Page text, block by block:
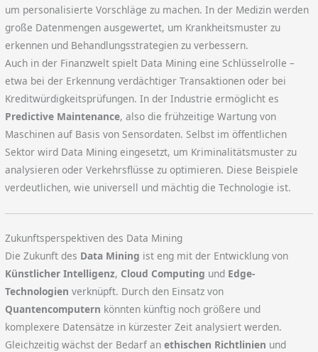
um personalisierte Vorschläge zu machen. In der Medizin werden
große Datenmengen ausgewertet, um Krankheitsmuster zu
erkennen und Behandlungsstrategien zu verbessern.
Auch in der Finanzwelt spielt Data Mining eine Schlüsselrolle –
etwa bei der Erkennung verdächtiger Transaktionen oder bei
Kreditwürdigkeitsprüfungen. In der Industrie ermöglicht es
Predictive Maintenance, also die frühzeitige Wartung von
Maschinen auf Basis von Sensordaten. Selbst im öffentlichen
Sektor wird Data Mining eingesetzt, um Kriminalitätsmuster zu
analysieren oder Verkehrsflüsse zu optimieren. Diese Beispiele
verdeutlichen, wie universell und mächtig die Technologie ist.
Zukunftsperspektiven des Data Mining
Die Zukunft des Data Mining ist eng mit der Entwicklung von
Künstlicher Intelligenz, Cloud Computing und Edge-
Technologien verknüpft. Durch den Einsatz von
Quantencomputern könnten künftig noch größere und
komplexere Datensätze in kürzester Zeit analysiert werden.
Gleichzeitig wächst der Bedarf anethischen Richtlinien und